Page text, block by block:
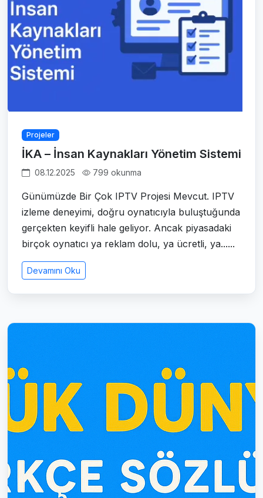
Projeler
İKA – İnsan Kaynakları Yönetim Sistemi
08.12.2025 799 okunma
Günümüzde Bir Çok IPTV Projesi Mevcut. IPTV
izleme deneyimi, doğru oynatıcıyla buluştuğunda
gerçekten keyifli hale geliyor. Ancak piyasadaki
birçok oynatıcı ya reklam dolu, ya ücretli, ya......
Devamını Oku